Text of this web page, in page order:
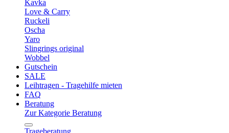
Kavka
Love & Carry
Ruckeli
Oscha
Yaro
Slingrings original
Wobbel
Gutschein
SALE
Leihtragen - Tragehilfe mieten
FAQ
Beratung
Zur Kategorie Beratung
Trageberatung